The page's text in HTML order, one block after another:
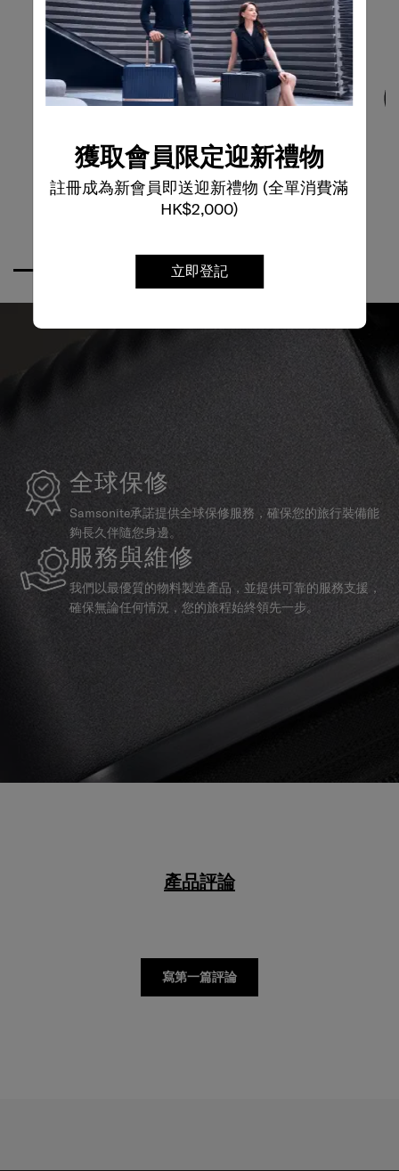
獲取會員限定迎新禮物
註冊成為新會員即送迎新禮物 (全單消費滿
HK$2,000)
立即登記
全球保修
Samsonite承諾提供全球保修服務，確保您的旅行裝備能
夠長久伴隨您身邊。
服務與維修
我們以最優質的物料製造產品，並提供可靠的服務支援，
確保無論任何情況，您的旅程始終領先一步。
產品評論
寫第一篇評論